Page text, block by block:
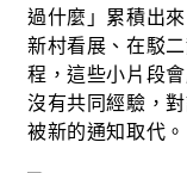
過什麼」累積出
新村看展、在駁
程，這些小片段
沒有共同經驗，
被新的通知取代。